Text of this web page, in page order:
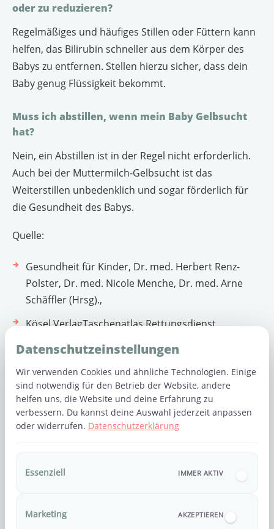
oder zu reduzieren?
Regelmäßiges und häufiges Stillen oder Füttern kann
helfen, das Bilirubin schneller aus dem Körper des
Babys zu entfernen. Stellen hierzu sicher, dass dein
Baby genug Flüssigkeit bekommt.
Muss ich abstillen, wenn mein Baby Gelbsucht
hat?
Nein, ein Abstillen ist in der Regel nicht erforderlich.
Auch bei der Muttermilch-Gelbsucht ist das
Weiterstillen unbedenklich und sogar förderlich für
die Gesundheit des Babys.
Quelle:
Gesundheit für Kinder, Dr. med. Herbert Renz-
Polster, Dr. med. Nicole Menche, Dr. med. Arne
Schäffler (Hrsg).,
Kösel VerlagTaschenatlas Rettungsdienst,
Wir weisen darauf hin, dass der Blogbeitrag lediglich
der allgemeinen Information dient und keinen
ärztlichen Rat und keinen Therapievorschlag für den
konkreten Einzelfall ersetzt. Der Blogbeitrag ersetzt
weder eine ärztliche Diagnose, medizinische Beratung
Datenschutzeinstellungen
Wir verwenden Cookies und ähnliche Technologien. Einige
sind notwendig für den Betrieb der Website, andere
helfen uns, die Website und deine Erfahrung zu
verbessern. Du kannst deine Auswahl jederzeit anpassen
oder widerrufen. Datenschutzerklärung
Essenziell IMMER AKTIV
Marketing AKZEPTIEREN